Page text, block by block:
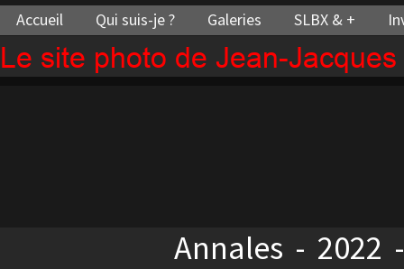
Le site photo de Jean-
Accueil Qui suis-je ? Galeries SLBX & +
Annales - 2022